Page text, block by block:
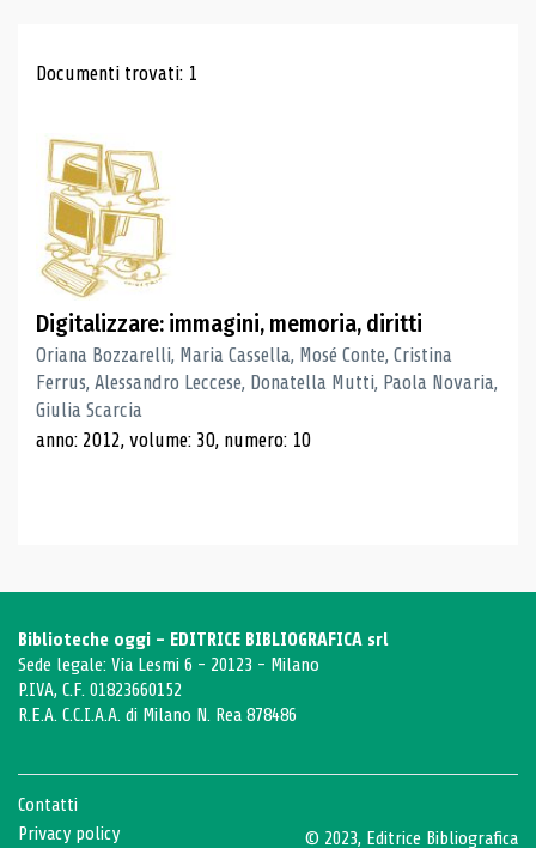
Risultati di ricerca
Documenti trovati: 1
Digitalizzare: immagini, memoria, diritti
Oriana Bozzarelli, Maria Cassella, Mosé Conte, Cristina
Ferrus, Alessandro Leccese, Donatella Mutti, Paola Novaria,
Giulia Scarcia
anno: 2012, volume: 30, numero: 10
Biblioteche oggi - EDITRICE BIBLIOGRAFICA srl
Sede legale: Via Lesmi 6 - 20123 - Milano
P.IVA, C.F. 01823660152
R.E.A. C.C.I.A.A. di Milano N. Rea 878486
Contatti
Privacy policy
© 2023, Editrice Bibliografica